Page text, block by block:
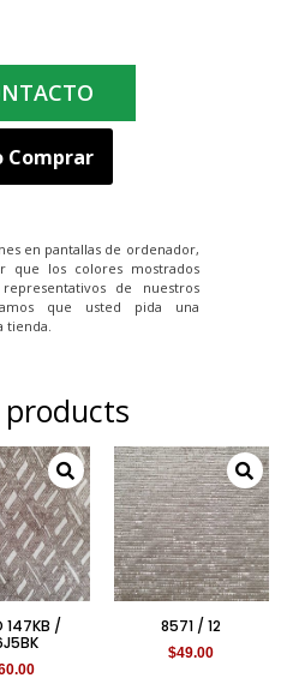
Comprar
en pantallas de ordenador,
que los colores mostrados
de nuestros
que usted pida una
tienda.
products
147KB /
8571 / 12
$49.00